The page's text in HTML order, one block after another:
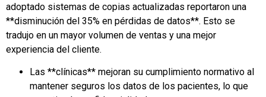
adoptado sistemas de copias actualizadas reportaron una
**disminución del 35% en pérdidas de datos**. Esto se
tradujo en un mayor volumen de ventas y una mejor
experiencia del cliente.
Las **clínicas** mejoran su cumplimiento normativo al
mantener seguros los datos de los pacientes, lo que